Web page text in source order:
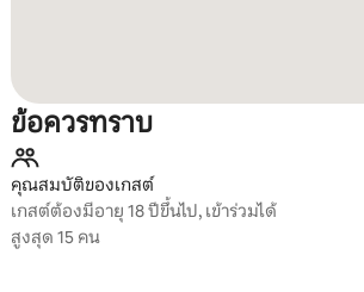
ข้อควรทราบ
คุณสมบัติของเกสต์
เกสต์ต้องมีอายุ 18 ปีขึ้นไป, เข้าร่วมได้
สูงสุด 15 คน